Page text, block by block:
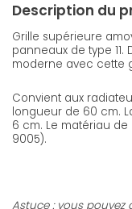
Description du
Grille supérieure
panneaux de type
moderne avec cette
Convient aux
longueur de 60 cm.
6 cm. Le matériau de
9005).
Astuce : vous